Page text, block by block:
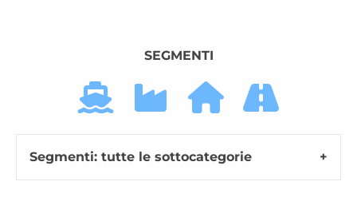
SEGMENTI
Segmenti: tutte le sottocategorie